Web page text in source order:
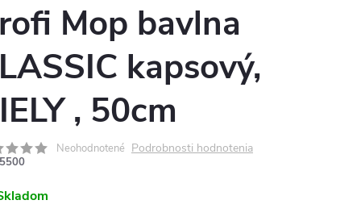
Mop bavlna
kapsový,
, 50cm
Neohodnotené Podrobnosti hodnotenia
5500